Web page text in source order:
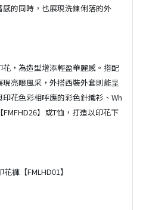
的同時，也展現洗鍊俐落的外
，為造型增添輕盈華麗感。搭配
亮眼風采，外搭西裝外套則能呈
花色彩相呼應的彩色針織衫、Wh
】或T恤，打造以印花下
褲【FMLHD01】